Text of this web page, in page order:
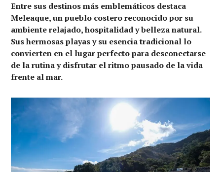
Entre sus destinos más emblemáticos destaca
Meleaque, un pueblo costero reconocido por su
ambiente relajado, hospitalidad y belleza natural.
Sus hermosas playas y su esencia tradicional lo
convierten en el lugar perfecto para desconectarse
de la rutina y disfrutar el ritmo pausado de la vida
frente al mar.